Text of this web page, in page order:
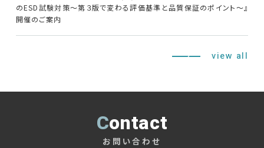
のESD試験対策～第３版で変わる評価基準と品質保証のポイント～』
開催のご案内
view all
Contact
お問い合わせ